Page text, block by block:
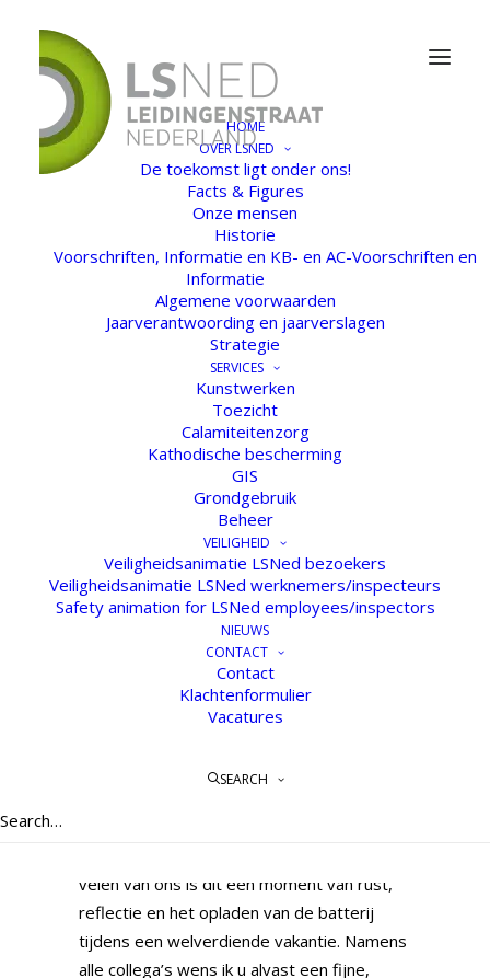
HOME
OVER LSNED
De toekomst ligt onder ons!
Facts & Figures
Onze mensen
Historie
Voorschriften, Informatie en KB- en AC-Voorschriften en
Informatie
Algemene voorwaarden
Jaarverantwoording en jaarverslagen
Strategie
SERVICES
Kunstwerken
Toezicht
Calamiteitenzorg
Kathodische bescherming
GIS
Grondgebruik
Beheer
VEILIGHEID
Veiligheidsanimatie LSNed bezoekers
Veiligheidsanimatie LSNed werknemers/inspecteurs
Safety animation for LSNed employees/inspectors
NIEUWS
CONTACT
Contact
Klachtenformulier
Vacatures
SEARCH
Samen vooruit in een veranderende
velen van ons is dit een moment van rust,
reflectie en het opladen van de batterij
tijdens een welverdiende vakantie. Namens
alle collega’s wens ik u alvast een fijne,